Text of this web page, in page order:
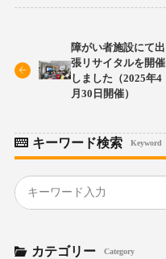
障がい者施設にて出
張リサイタルを開催
しました（2025年4
月30日開催）
キーワード検索 Keyword
カテゴリー Category